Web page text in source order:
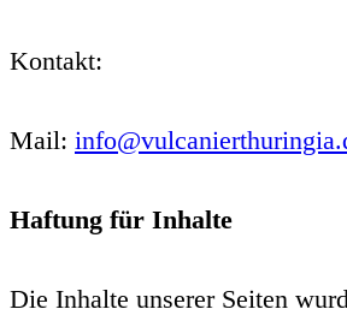
Kontakt:
Mail:
Haftung für Inhalte
Die Inhalte unserer Seiten